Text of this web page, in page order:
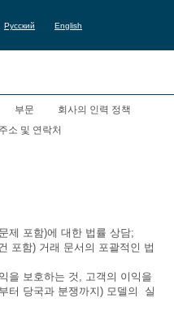
Русский English
부문
회사의 인력 정책
소 및 연락처
제 포함)에 대한 법률 상담;
포함) 거래 문서의 포괄적인 법
을 보호하는 것, 고객의 이익을
터 당국과 분쟁까지) 모델의 실